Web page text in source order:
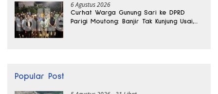
6 Agustus 2026
Curhat Warga Gunung Sari ke DPRD
Parigi Moutong: Banjir Tak Kunjung Usai,
Popular Post